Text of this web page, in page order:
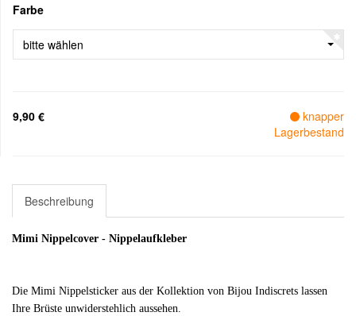
Farbe
bitte wählen
9,90 €
knapper
Lagerbestand
Beschreibung
Mimi Nippelcover - Nippelaufkleber
Die Mimi Nippelsticker aus der Kollektion von Bijou Indiscrets lassen
Ihre Brüste unwiderstehlich aussehen.